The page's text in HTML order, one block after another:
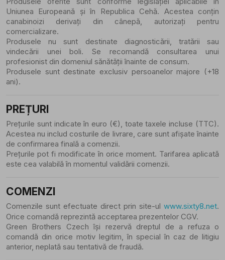
Uniunea Europeană și în Republica Cehă. Acestea conțin
canabinoizi derivați din cânepă, autorizați pentru
comercializare.
Produsele nu sunt destinate diagnosticării, tratării sau
vindecării unei boli. Se recomandă consultarea unui
profesionist din domeniul sănătății înainte de consum.
Produsele sunt destinate exclusiv persoanelor majore (+18
ani).
PREȚURI
Prețurile sunt indicate în euro (€), toate taxele incluse (TTC).
Acestea nu includ costurile de livrare, care sunt afișate înainte
de confirmarea finală a comenzii.
Prețurile pot fi modificate în orice moment. Tarifarea aplicată
este cea valabilă în momentul validării comenzii.
COMENZI
Comenzile sunt efectuate direct prin site-ul www.sixty8.net.
Orice comandă reprezintă acceptarea prezentelor CGV.
Green Brothers Czech își rezervă dreptul de a refuza o
comandă din orice motiv legitim, în special în caz de litigiu
anterior, neplată sau tentativă de fraudă.